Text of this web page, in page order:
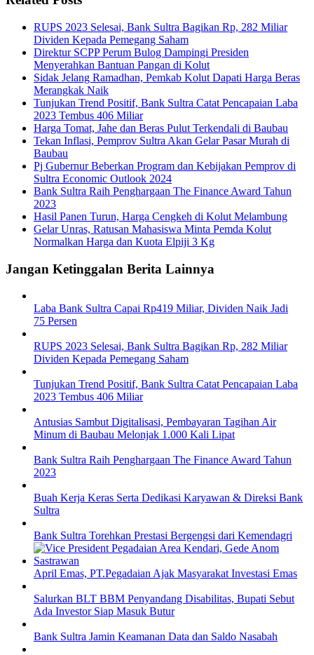
RUPS 2023 Selesai, Bank Sultra Bagikan Rp, 282 Miliar
Dividen Kepada Pemegang Saham
Direktur SCPP Perum Bulog Dampingi Presiden
Menyerahkan Bantuan Pangan di Kolut
Sidak Jelang Ramadhan, Pemkab Kolut Dapati Harga Beras
Merangkak Naik
Tunjukan Trend Positif, Bank Sultra Catat Pencapaian Laba
2023 Tembus 406 Miliar
Harga Tomat, Jahe dan Beras Pulut Terkendali di Baubau
Tekan Inflasi, Pemprov Sultra Akan Gelar Pasar Murah di
Baubau
Pj Gubernur Beberkan Program dan Kebijakan Pemprov di
Sultra Economic Outlook 2024
Bank Sultra Raih Penghargaan The Finance Award Tahun
2023
Hasil Panen Turun, Harga Cengkeh di Kolut Melambung
Gelar Unras, Ratusan Mahasiswa Minta Pemda Kolut
Normalkan Harga dan Kuota Elpiji 3 Kg
Jangan Ketinggalan Berita Lainnya
Laba Bank Sultra Capai Rp419 Miliar, Dividen Naik Jadi
75 Persen
RUPS 2023 Selesai, Bank Sultra Bagikan Rp, 282 Miliar
Dividen Kepada Pemegang Saham
Tunjukan Trend Positif, Bank Sultra Catat Pencapaian Laba
2023 Tembus 406 Miliar
Antusias Sambut Digitalisasi, Pembayaran Tagihan Air
Minum di Baubau Melonjak 1.000 Kali Lipat
Bank Sultra Raih Penghargaan The Finance Award Tahun
2023
Buah Kerja Keras Serta Dedikasi Karyawan & Direksi Bank
Sultra
Bank Sultra Torehkan Prestasi Bergengsi dari Kemendagri
April Emas, PT.Pegadaian Ajak Masyarakat Investasi Emas
Salurkan BLT BBM Penyandang Disabilitas, Bupati Sebut
Ada Investor Siap Masuk Butur
Bank Sultra Jamin Keamanan Data dan Saldo Nasabah